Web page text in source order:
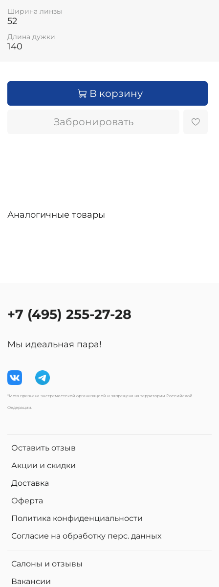
Ширина линзы
52
Длина дужки
140
В корзину
Забронировать
Аналогичные товары
Оставить отзыв
Акции и скидки
Доставка
Оферта
Политика конфиденциальности
Согласие на обработку перс. данных
Салоны и отзывы
Вакансии
+7 (495) 255-27-28
Мы идеальная пара!
*Meta признана экстремистской организацией и запрещена на территории Российской
Федерации.